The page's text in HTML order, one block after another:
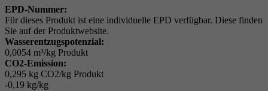
EPD-Nummer:
Für dieses Produkt ist eine individuelle EPD verfügbar. Diese finden
Sie auf der Produktwebsite.
Wasserentzugspotenzial:
0,0054 m³/kg Produkt
CO2-Emission:
0,295 kg CO2/kg Produkt
-0,19 kg/kg